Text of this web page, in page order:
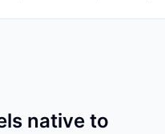
native to